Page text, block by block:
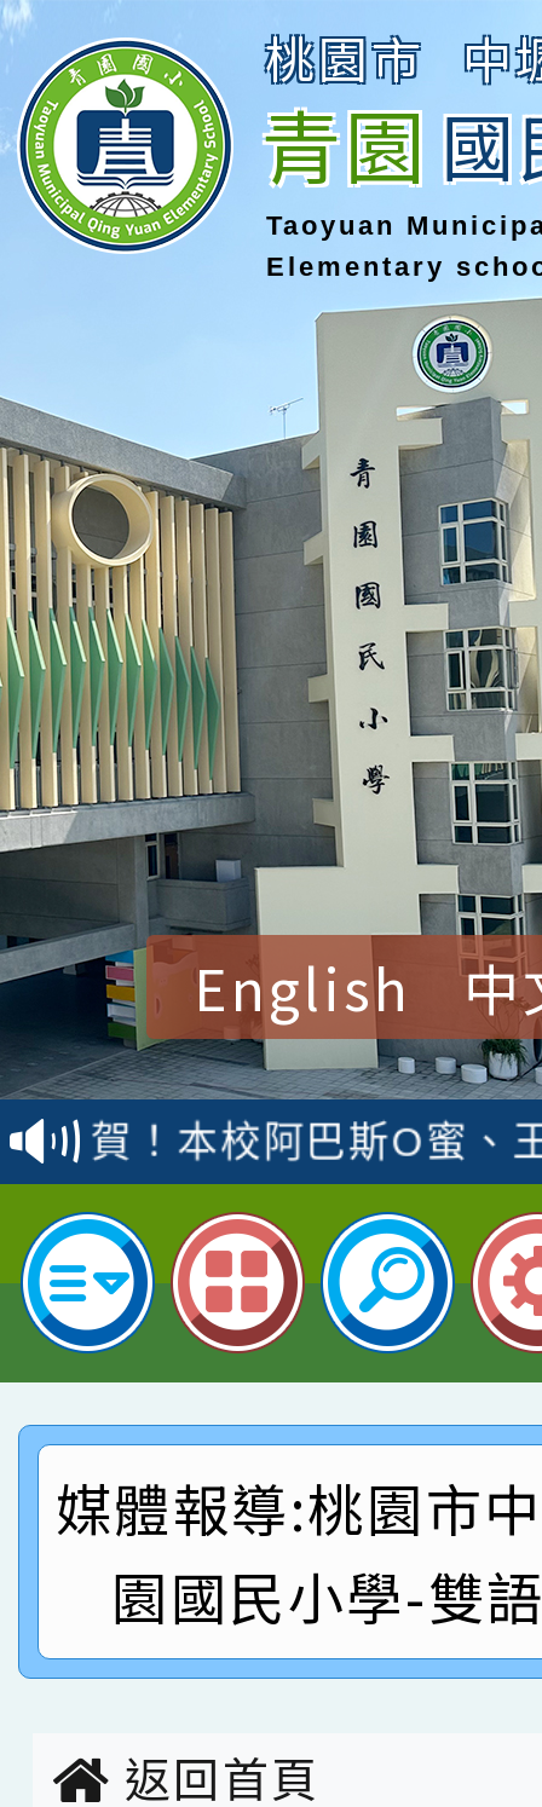
桃園市 中
青園國
Taoyuan
Elementary
English 中
賀！本校參加桃園市中
賽 洪綺君教師榮獲社
名
賀！本校阿巴斯O蜜、
倩參加桃園市科展 國
名 指導老師王老師、
賀！本校四年二班張O
園市英語競賽國小朗讀
指導老師林老師
賀！本校參加桃園市中
賽 劉文瑛教師榮獲教
賀！本校參與2026世
賽 洪綺君教師榮獲社
名
賀！本校阿巴斯O蜜、
倩參加桃園市科展 國
名 指導老師王老師、
賀！本校四年二班張O
園市英語競賽國小朗
指導老師林老師
賀！本校參加桃園市中
賽 劉文瑛教師榮獲教
臺灣台語-第二名
賀！本校參與2026世
市賽榮獲科學小創客佳
媒體報導:桃園市
園國民小學-雙
返回首頁